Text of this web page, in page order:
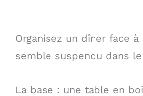
Organisez un dîner face
semble suspendu dans
La base : une table en